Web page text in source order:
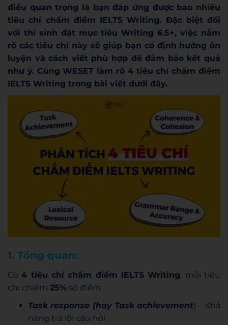
điều quan trọng là bạn đáp ứng được bao nhiêu
tiêu chí chấm điểm IELTS Writing. Đặc biệt đối
với thí sinh đặt mục tiêu Writing 6.5+, việc nắm
rõ các tiêu chí này sẽ giúp bạn có định hướng ôn
luyện và cách viết phù hợp để đảm bảo kết quả
như ý. Cùng WESET làm rõ 4 tiêu chí chấm điểm
IELTS Writing trong bài viết dưới đây.
1. Tổng quan:
Có4 tiêu chí chấm điểm IELTS Writing, mỗi tiêu
chí chiếm 25% số điểm
Task response (hay Task achievement) – Khả
năng trả lời câu hỏi